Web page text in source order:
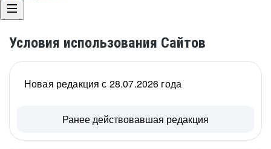
Условия использования Сайтов
Новая редакция с 28.07.2026 года
Ранее действовавшая редакция